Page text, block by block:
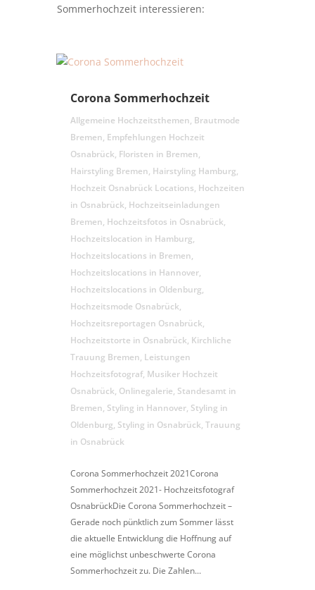
Sommerhochzeit interessieren:
Corona Sommerhochzeit
Allgemeine Hochzeitsthemen, Brautmode
Bremen, Empfehlungen Hochzeit
Osnabrück, Floristen in Bremen,
Hairstyling Bremen, Hairstyling Hamburg,
Hochzeit Osnabrück Locations, Hochzeiten
in Osnabrück, Hochzeitseinladungen
Bremen, Hochzeitsfotos in Osnabrück,
Hochzeitslocation in Hamburg,
Hochzeitslocations in Bremen,
Hochzeitslocations in Hannover,
Hochzeitslocations in Oldenburg,
Hochzeitsmode Osnabrück,
Hochzeitsreportagen Osnabrück,
Hochzeitstorte in Osnabrück, Kirchliche
Trauung Bremen, Leistungen
Hochzeitsfotograf, Musiker Hochzeit
Osnabrück, Onlinegalerie, Standesamt in
Bremen, Styling in Hannover, Styling in
Oldenburg, Styling in Osnabrück, Trauung
in Osnabrück
Corona Sommerhochzeit 2021Corona
Sommerhochzeit 2021- Hochzeitsfotograf
OsnabrückDie Corona Sommerhochzeit –
Gerade noch pünktlich zum Sommer lässt
die aktuelle Entwicklung die Hoffnung auf
eine möglichst unbeschwerte Corona
Sommerhochzeit zu. Die Zahlen...